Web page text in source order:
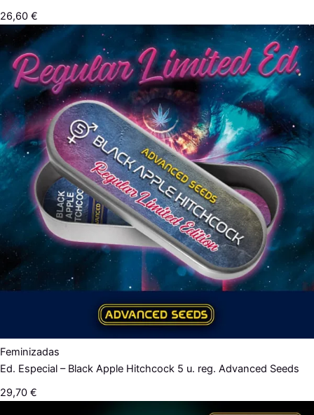
26,60 €
Feminizadas
Ed. Especial – Black Apple Hitchcock 5 u. reg. Advanced Seeds
29,70 €